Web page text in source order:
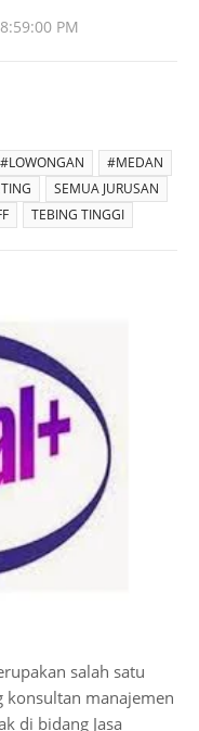
PM
#LOWONGAN
#MEDAN
SEMUA JURUSAN
TEBING TINGGI
salah satu
konsultan manajemen
di bidang Jasa